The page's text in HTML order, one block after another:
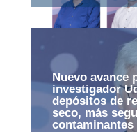
Nuevo avance
investigador
depósitos de
seco, más
contaminantes